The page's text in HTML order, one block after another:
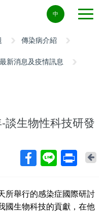
中
傳染病介紹
最新消息及疫情訊息
談生物性科技研發
所舉行的感染症國際研討
國生物科技的貢獻，在他